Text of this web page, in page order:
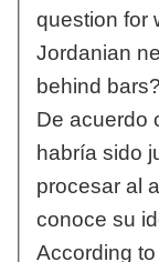
question for
Jordanian
behind bars?
De acuerdo
habría sido
procesar al
conoce su
According